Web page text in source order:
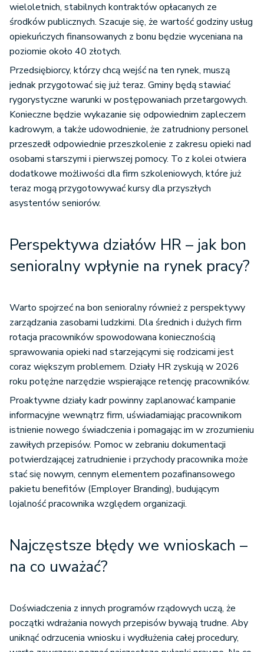
wieloletnich, stabilnych kontraktów opłacanych ze
środków publicznych. Szacuje się, że wartość godziny usług
opiekuńczych finansowanych z bonu będzie wyceniana na
poziomie około 40 złotych.
Przedsiębiorcy, którzy chcą wejść na ten rynek, muszą
jednak przygotować się już teraz. Gminy będą stawiać
rygorystyczne warunki w postępowaniach przetargowych.
Konieczne będzie wykazanie się odpowiednim zapleczem
kadrowym, a także udowodnienie, że zatrudniony personel
przeszedł odpowiednie przeszkolenie z zakresu opieki nad
osobami starszymi i pierwszej pomocy. To z kolei otwiera
dodatkowe możliwości dla firm szkoleniowych, które już
teraz mogą przygotowywać kursy dla przyszłych
asystentów seniorów.
Perspektywa działów HR – jak bon
senioralny wpłynie na rynek pracy?
Warto spojrzeć na bon senioralny również z perspektywy
zarządzania zasobami ludzkimi. Dla średnich i dużych firm
rotacja pracowników spowodowana koniecznością
sprawowania opieki nad starzejącymi się rodzicami jest
coraz większym problemem. Działy HR zyskują w 2026
roku potężne narzędzie wspierające retencję pracowników.
Proaktywne działy kadr powinny zaplanować kampanie
informacyjne wewnątrz firm, uświadamiając pracownikom
istnienie nowego świadczenia i pomagając im w zrozumieniu
zawiłych przepisów. Pomoc w zebraniu dokumentacji
potwierdzającej zatrudnienie i przychody pracownika może
stać się nowym, cennym elementem pozafinansowego
pakietu benefitów (Employer Branding), budującym
lojalność pracownika względem organizacji.
Najczęstsze błędy we wnioskach –
na co uważać?
Doświadczenia z innych programów rządowych uczą, że
początki wdrażania nowych przepisów bywają trudne. Aby
uniknąć odrzucenia wniosku i wydłużenia całej procedury,